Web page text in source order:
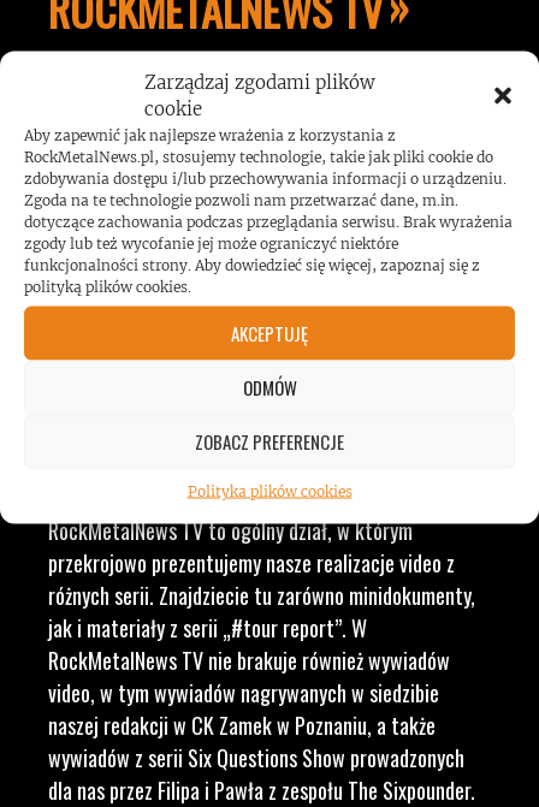
Zarządzaj zgodami plików
cookie
Aby zapewnić jak najlepsze wrażenia z korzystania z
RockMetalNews.pl, stosujemy technologie, takie jak pliki cookie do
zdobywania dostępu i/lub przechowywania informacji o urządzeniu.
Zgoda na te technologie pozwoli nam przetwarzać dane, m.in.
dotyczące zachowania podczas przeglądania serwisu. Brak wyrażenia
zgody lub też wycofanie jej może ograniczyć niektóre
funkcjonalności strony. Aby dowiedzieć się więcej, zapoznaj się z
polityką plików cookies.
AKCEPTUJĘ
ODMÓW
ZOBACZ PREFERENCJE
Polityka plików cookies
JESTEŚMY BLISKO
ZESPOŁÓW, KONCERTÓW I
LUDZI ZWIĄZANYCH Z
MUZYKĄ, BY DOSTARCZAĆ
WAM NAJLEPSZE TREŚCI
RockMetalNews TV to ogólny dział, w którym
przekrojowo prezentujemy nasze realizacje video z
różnych serii. Znajdziecie tu zarówno minidokumenty,
jak i materiały z serii „#tour report”. W
RockMetalNews TV nie brakuje również wywiadów
video, w tym wywiadów nagrywanych w siedzibie
naszej redakcji w CK Zamek w Poznaniu, a także
wywiadów z serii Six Questions Show prowadzonych
dla nas przez Filipa i Pawła z zespołu The Sixpounder.